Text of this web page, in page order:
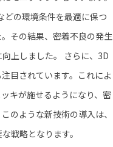
どの環境条件を最適に保つ
その結果、密着不良の発生
上しました。 さらに、3D
目されています。これによ
キが施せるようになり、密
のような新技術の導入は、
戦略となります。